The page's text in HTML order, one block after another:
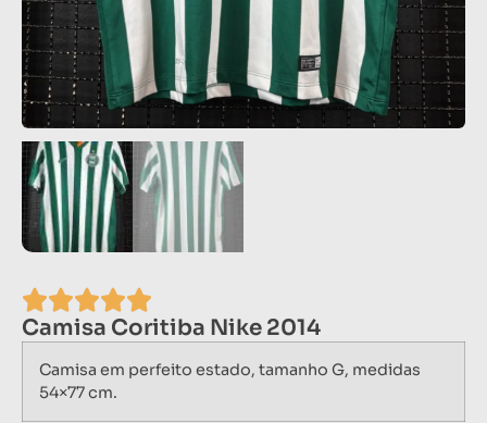
Camisa Coritiba Nike 2014
Camisa em perfeito estado, tamanho G, medidas
54×77 cm.